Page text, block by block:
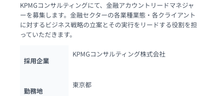
KPMGコンサルティングにて、金融アカウントリードマネジャ
ーを募集します。金融セクターの各業種業態・各クライアント
に対するビジネス戦略の立案とその実行をリードする役割を担
っていただきます。
採用企業
KPMGコンサルティング株式会社
勤務地
東京都